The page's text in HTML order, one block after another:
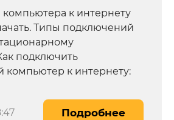
к интернету
Типы подключений
подключить
компьютер к интернету:
Подробнее